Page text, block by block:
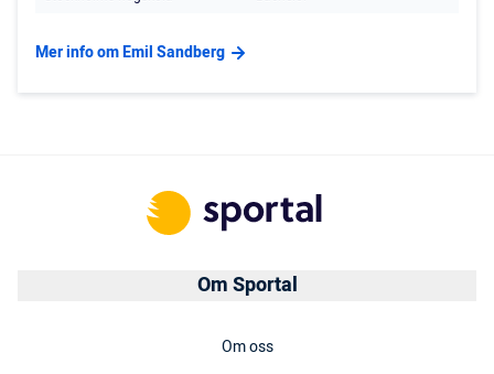
Mer info om Emil Sandberg
Om Sportal
Om oss